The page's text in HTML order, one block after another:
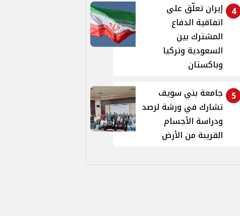
4
إيران تعلّق على
اتفاقية الدفاع
المشترك بين
السعودية وتركيا
وباكستان
5
جامعة بني سويف
تشارك في ورشة لرصد
ودراسة الأجسام
القريبة من الأرض